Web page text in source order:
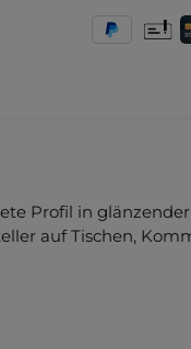
PayPal
Profil in
auf Tischen,